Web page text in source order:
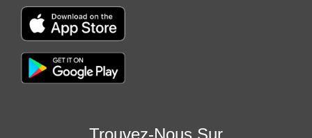
Trouvez-Nous Sur